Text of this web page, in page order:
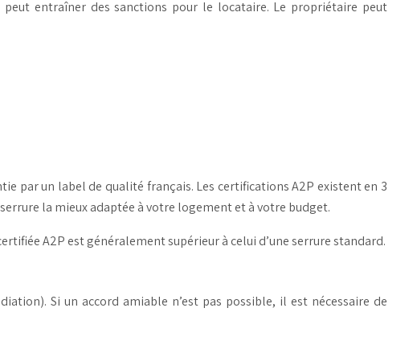
entraîner des sanctions pour le locataire. Le propriétaire peut
par un label de qualité français. Les certifications A2P existent en 3
la mieux adaptée à votre logement et à votre budget.
A2P est généralement supérieur à celui d’une serrure standard.
Si un accord amiable n’est pas possible, il est nécessaire de